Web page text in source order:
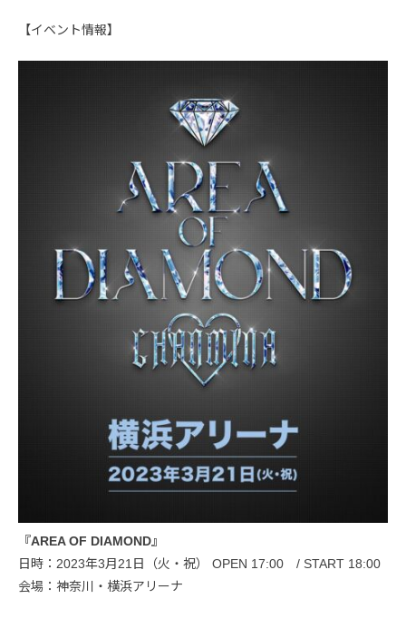
【イベント情報】
『AREA OF DIAMOND』
日時：2023年3月21日（火・祝） OPEN 17:00 / START 18:00
会場：神奈川・横浜アリーナ